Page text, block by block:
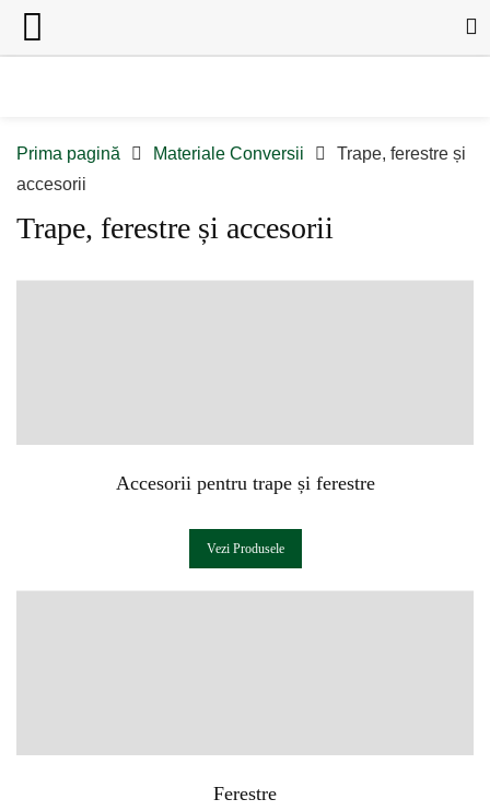
Prima pagină Materiale Conversii
Trape, ferestre și
accesorii
Trape, ferestre și accesorii
Accesorii pentru trape și ferestre
Vezi Produsele
Ferestre